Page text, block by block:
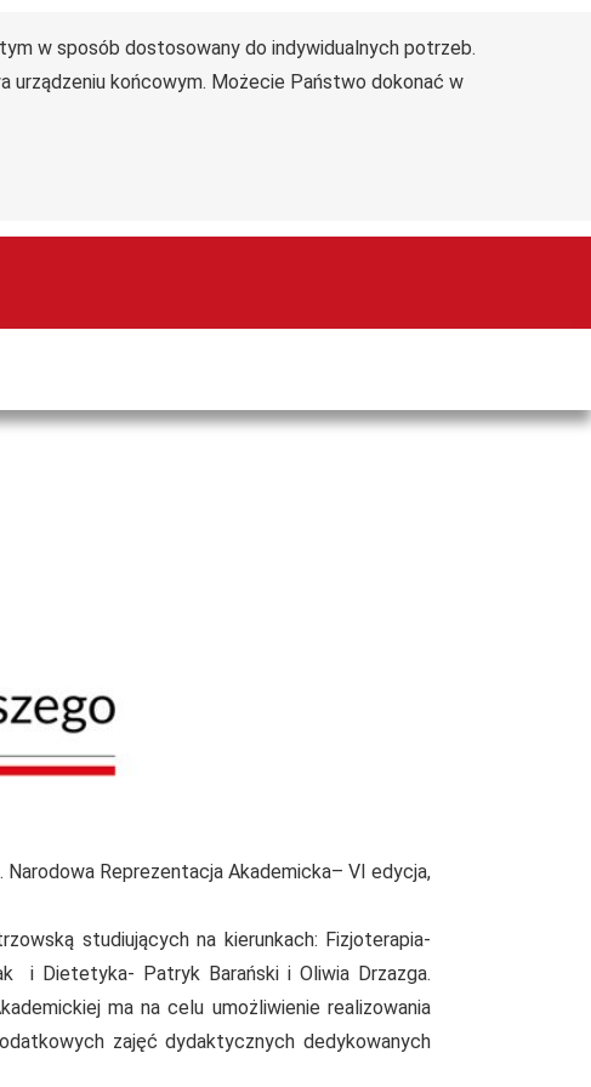
w sposób dostosowany do indywidualnych potrzeb.
urządzeniu końcowym. Możecie Państwo dokonać w
Reprezentacja Akademicka– VI edycja,
studiujących na kierunkach: Fizjoterapia-
i Dietetyka- Patryk Barański i Oliwia Drzazga.
ma na celu umożliwienie realizowania
zajęć dydaktycznych dedykowanych